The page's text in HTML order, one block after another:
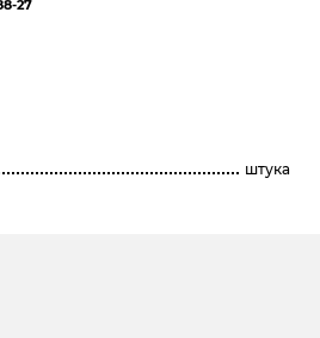
27
штука